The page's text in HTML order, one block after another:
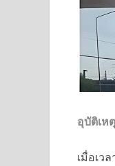
อุบัติเห
เมื่อเว